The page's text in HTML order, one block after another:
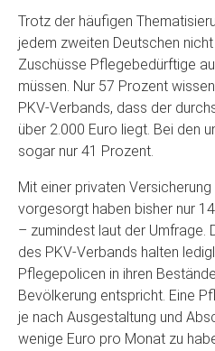
Trotz der häufigen
jedem zweiten Deutschen
Zuschüsse Pflegebedürftige
müssen. Nur 57 Prozent
PKV-Verbands, dass der
über 2.000 Euro liegt. Bei den
sogar nur 41 Prozent.
Mit einer privaten
vorgesorgt haben bisher nur
– zumindest laut der Umfrage.
des PKV-Verbands halten
Pflegepolicen in ihren
Bevölkerung entspricht. Eine
je nach Ausgestaltung und
wenige Euro pro Monat zu